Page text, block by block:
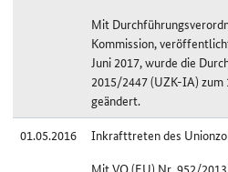
Mit
Kommission,
Juni 2017, wurde die
2015/2447 (UZK-IA) zum
geändert.
01.05.2016
Inkrafttreten des
Mit VO (EU) Nr. 952/